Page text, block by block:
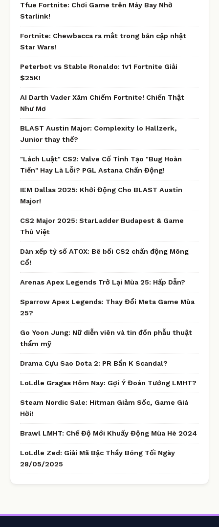
Tfue Fortnite: Chơi Game trên Máy Bay Nhờ
Starlink!
Fortnite: Chewbacca ra mắt trong bản cập nhật
Star Wars!
Peterbot vs Stable Ronaldo: 1v1 Fortnite Giải
$25K!
AI Darth Vader Xâm Chiếm Fortnite! Chiến Thật
Như Mơ
BLAST Austin Major: Complexity lo Hallzerk,
Junior thay thế?
"Lách Luật" CS2: Valve Cố Tình Tạo "Bug Hoàn
Tiền" Hay Là Lỗi? PGL Astana Chấn Động!
IEM Dallas 2025: Khởi Động Cho BLAST Austin
Major!
CS2 Major 2025: StarLadder Budapest & Game
Thủ Việt
Dàn xếp tỷ số ATOX: Bê bối CS2 chấn động Mông
Cổ!
Arenas Apex Legends Trở Lại Mùa 25: Hấp Dẫn?
Sparrow Apex Legends: Thay Đổi Meta Game Mùa
25?
Go Yoon Jung: Nữ diễn viên và tin đồn phẫu thuật
thẩm mỹ
Drama Cựu Sao Dota 2: PR Bẩn K Scandal?
LoLdle Gragas Hôm Nay: Gợi Ý Đoán Tướng LMHT?
Steam Nordic Sale: Hitman Giảm Sốc, Game Giá
Hời!
Brawl LMHT: Chế Độ Mới Khuấy Động Mùa Hè 2024
LoLdle Zed: Giải Mã Bậc Thầy Bóng Tối Ngày
28/05/2025